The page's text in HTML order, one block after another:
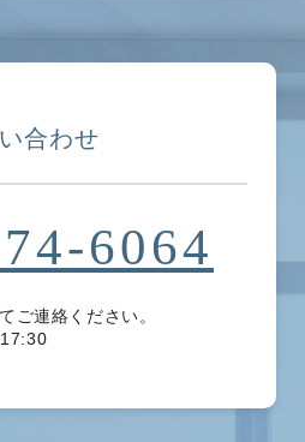
合わせ
6064
ご連絡ください。